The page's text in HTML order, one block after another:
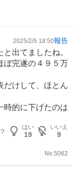
2025/2/5 18:50報告
出てましたね。
ぼ完遂の４９５万
だけして、ほとん
時的に下げたのは
はい
19
いいえ
9
No.5062